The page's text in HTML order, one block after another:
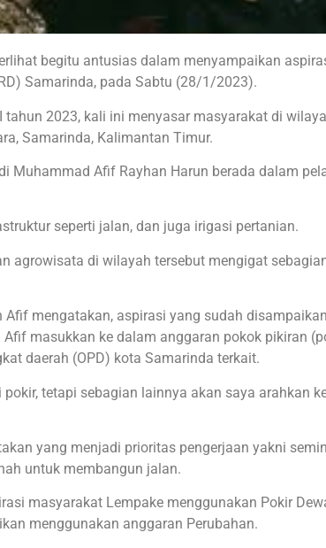
begitu antusias dalam menyampaikan
Samarinda, pada Sabtu (28/1/2023).
2023, kali ini menyasar masyarakat di
Samarinda, Kalimantan Timur.
Muhammad Afif Rayhan Harun berada dalam
seperti jalan, dan juga irigasi pertanian.
agrowisata di wilayah tersebut mengigat
mengatakan, aspirasi yang sudah
masukkan ke dalam anggaran pokok pikiran
daerah (OPD) kota Samarinda terkait.
tetapi sebagian lainnya akan saya arahkan
yang menjadi prioritas pengerjaan yakni
untuk membangun jalan.
masyarakat Lempake menggunakan Pokir
menggunakan anggaran Perubahan.